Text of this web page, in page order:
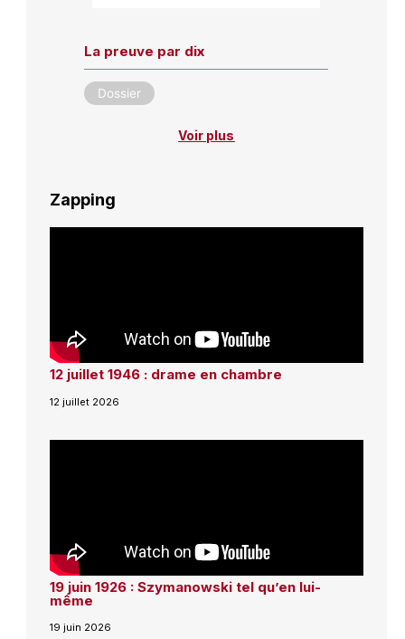
La preuve par dix
Dossier
Voir plus
Zapping
12 juillet 1946 : drame en chambre
12 juillet 2026
19 juin 1926 : Szymanowski tel qu’en lui-
même
19 juin 2026